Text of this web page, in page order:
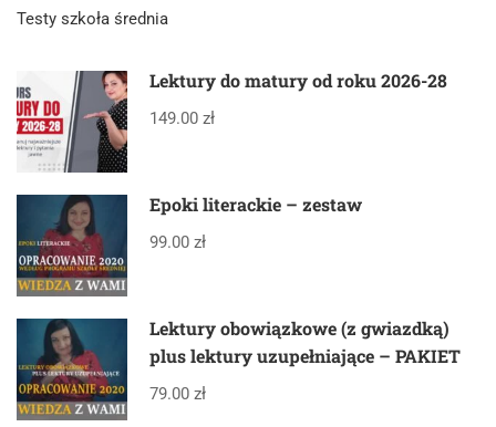
Testy szkoła średnia
Lektury do matury od roku 2026-28
149.00 zł
Epoki literackie – zestaw
99.00 zł
Lektury obowiązkowe (z gwiazdką)
plus lektury uzupełniające – PAKIET
79.00 zł